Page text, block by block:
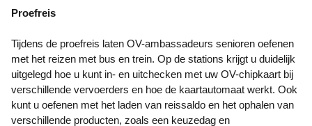
Proefreis
Tijdens de proefreis laten OV-ambassadeurs senioren oefenen
met het reizen met bus en trein. Op de stations krijgt u duidelijk
uitgelegd hoe u kunt in- en uitchecken met uw OV-chipkaart bij
verschillende vervoerders en hoe de kaartautomaat werkt. Ook
kunt u oefenen met het laden van reissaldo en het ophalen van
verschillende producten, zoals een keuzedag en